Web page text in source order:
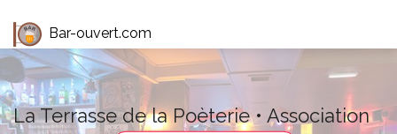
Bar-ouvert.com
La Terrasse de la Poèterie • Association